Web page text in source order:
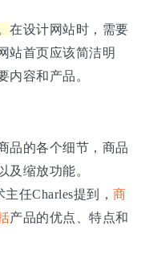
在设计网站时，需要
站首页应该简洁明
内容和产品。
品的各个细节，商品
及缩放功能。
任Charles提到， 商
产品的优点、特点和